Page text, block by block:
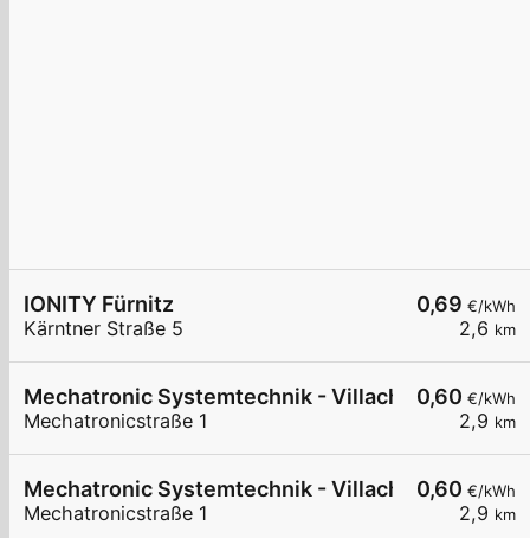
0,69 €/kWh
2,6 km
IONITY Fürnitz
Kärntner Straße 5
0,60 €/kWh
2,9 km
Mechatronic Systemtechnik - Villach
Mechatronicstraße 1
0,60 €/kWh
2,9 km
Mechatronic Systemtechnik - Villach
Mechatronicstraße 1